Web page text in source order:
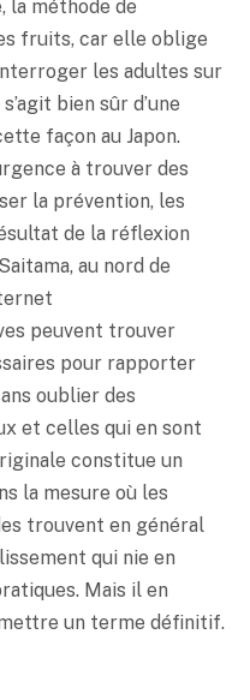
la méthode de
fruits, car elle oblige
les adultes sur
bien sûr d’une
façon au Japon.
à trouver des
la prévention, les
de la réflexion
au nord de
peuvent trouver
pour rapporter
oublier des
et celles qui en sont
constitue un
la mesure où les
trouvent en général
qui nie en
Mais il en
un terme définitif.